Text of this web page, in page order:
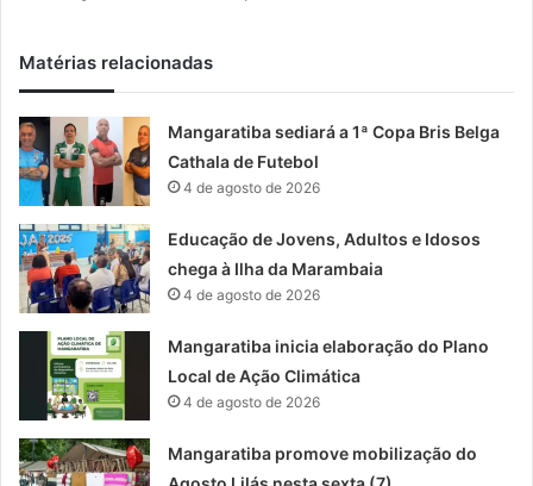
Matérias relacionadas
Mangaratiba sediará a 1ª Copa Bris Belga
Cathala de Futebol
4 de agosto de 2026
Educação de Jovens, Adultos e Idosos
chega à Ilha da Marambaia
4 de agosto de 2026
Mangaratiba inicia elaboração do Plano
Local de Ação Climática
4 de agosto de 2026
Mangaratiba promove mobilização do